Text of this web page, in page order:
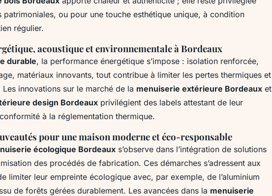
patrimoniales, ou pour une touche esthétique unique, à condition
régulier.
acoustique et environnementale à Bordeaux
durable, la performance énergétique s’impose : isolation renforcée,
matériaux innovants, tout contribue à limiter les pertes thermiques et
innovations sur le marché de la menuiserie extérieure Bordeaux et
design Bordeaux privilégient des labels attestant de leur
à la réglementation thermique.
pour une maison moderne et éco-responsable
écologique Bordeaux s’observe dans l’intégration de solutions
des procédés de fabrication. Ces démarches s’adressent aux
limiter leur empreinte écologique avec, par exemple, de l’aluminium
de forêts gérées durablement. Les avancées dans la menuiserie